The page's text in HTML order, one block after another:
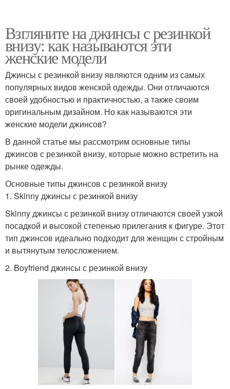
Взгляните на джинсы с резинкой
внизу: как называются эти
женские модели
Джинсы с резинкой внизу являются одним из самых
популярных видов женской одежды. Они отличаются
своей удобностью и практичностью, а также своим
оригинальным дизайном. Но как называются эти
женские модели джинсов?
В данной статье мы рассмотрим основные типы
джинсов с резинкой внизу, которые можно встретить на
рынке одежды.
Основные типы джинсов с резинкой внизу
1. Skinny джинсы с резинкой внизу
Skinny джинсы с резинкой внизу отличаются своей узкой
посадкой и высокой степенью прилегания к фигуре. Этот
тип джинсов идеально подходит для женщин с стройным
и вытянутым телосложением.
2. Boyfriend джинсы с резинкой внизу